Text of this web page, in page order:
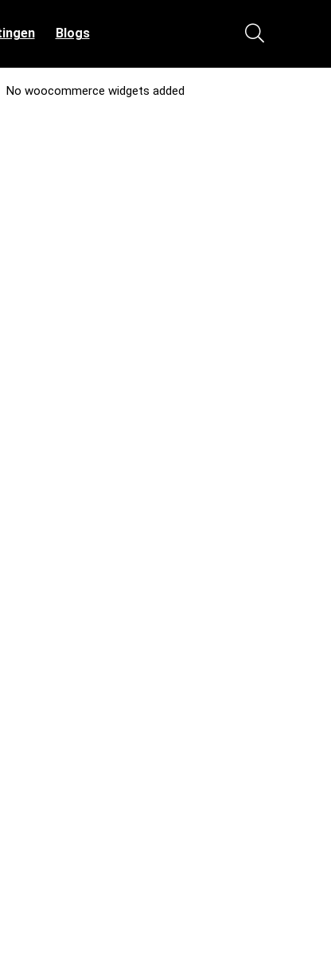
Blogs
No woocommerce widgets added